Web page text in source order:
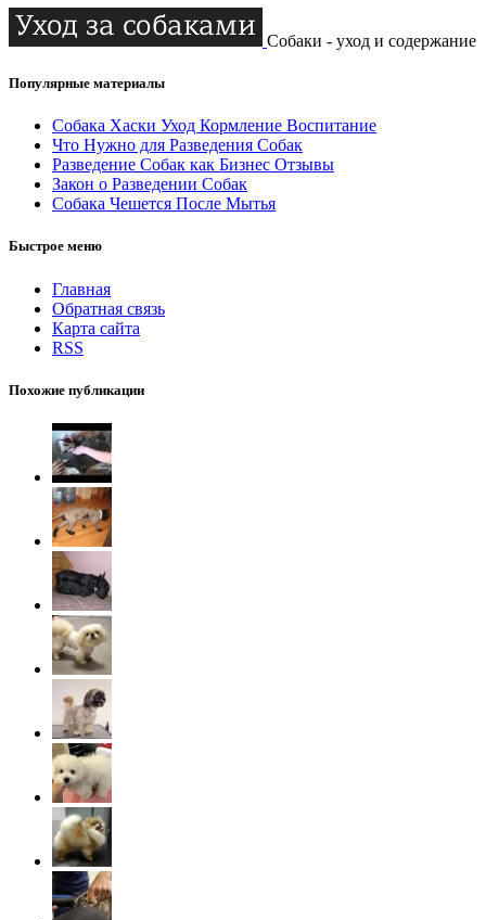
Собаки - уход и содержание
Популярные материалы
Собака Хаски Уход Кормление Воспитание
Что Нужно для Разведения Собак
Разведение Собак как Бизнес Отзывы
Закон о Разведении Собак
Собака Чешется После Мытья
Быстрое меню
Главная
Обратная связь
Карта сайта
RSS
Похожие публикации